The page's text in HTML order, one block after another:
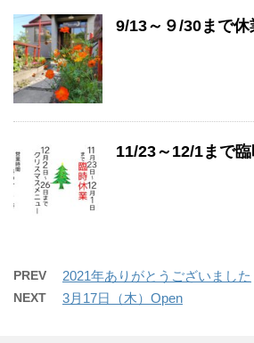
9/13～９/30まで休
11/23～12/1まで
PREV 2021年ありがとうございました
NEXT 3月17日（木）Open